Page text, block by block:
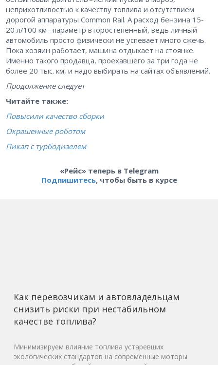
неприхотливостью к качеству топлива и отсутствием
дорогой аппаратуры Common Rail. А расход бензина 15-
20 л/100 км – ​параметр второстепенный, ведь личный
автомобиль просто физически не успевает много сжечь.
Пока хозяин работает, машина отдыхает на стоянке.
Именно такого продавца, проехавшего за три года не
более 20 тыс. км, и надо выбирать на сайтах объявлений.
Продолжение следует
Читайте также:
Повысили качество сборки
Окрашенные роботом
Пикап с турбодизелем
«Рейс» теперь в Telegram
Подпишитесь, чтобы быть в курсе
Как перевозчикам и автовладельцам
снизить риски при нестабильном
качестве топлива?
Минимизируем влияние топлива устаревших
экологических стандартов на современные моторы